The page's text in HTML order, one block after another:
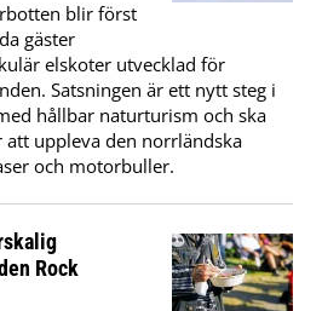
blir först
gäster
elskoter utvecklad för
Satsningen är ett nytt steg i
hållbar naturturism och ska
uppleva den norrländska
och motorbuller.
Rock